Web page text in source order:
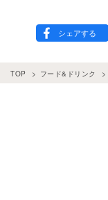
TOP フード&ドリンク